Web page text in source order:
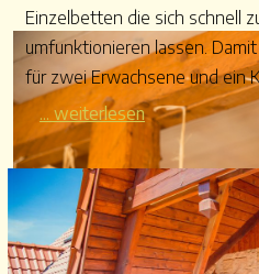
Einzelbetten die sich schnell
umfunktionieren lassen.
für zwei Erwachsene und ein
... weiterlesen